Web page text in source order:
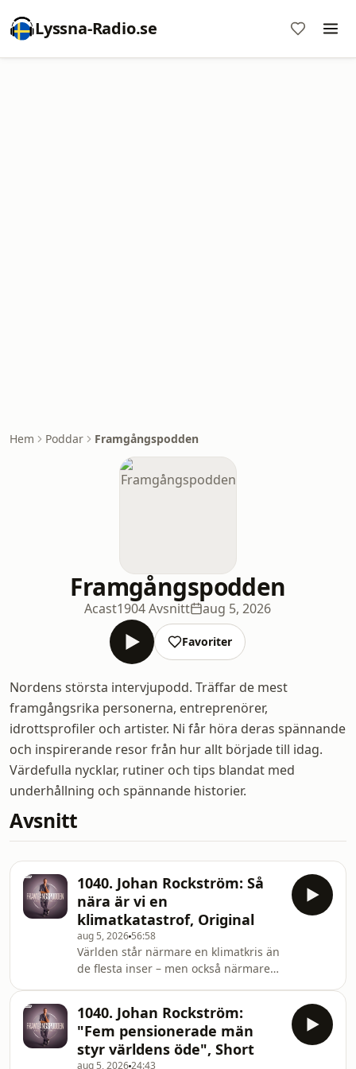
Lyssna-Radio.se
Hem Poddar Framgångspodden
Framgångspodden
Acast1904 Avsnitt aug 5, 2026
Favoriter
Nordens största intervjupodd. Träffar de mest
framgångsrika personerna, entreprenörer,
idrottsprofiler och artister. Ni får höra deras spännande
och inspirerande resor från hur allt började till idag.
Värdefulla nycklar, rutiner och tips blandat med
underhållning och spännande historier.
Avsnitt
1040. Johan Rockström: Så
nära är vi en
klimatkatastrof, Original
aug 5, 2026 56:58
Världen står närmare en klimatkris än
de flesta inser – men också närmare
Johan Rockström, för ett
ögonöppnande samtal. Han förklarar
varför kriget i Mellanöstern
1040. Johan Rockström:
"Fem pensionerade män
styr världens öde", Short
aug 5, 202624:43